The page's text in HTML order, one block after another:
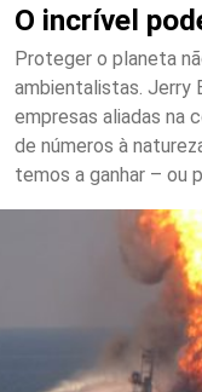
O incrível
Proteger o planeta
ambientalistas. Jerry
empresas aliadas na
de números à
temos a ganhar – ou